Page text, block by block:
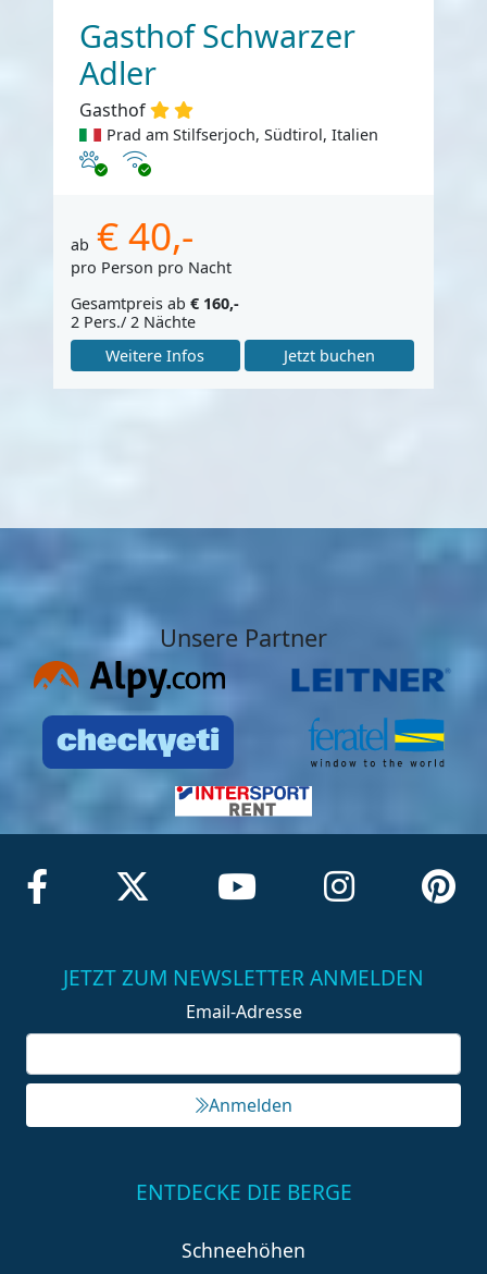
Gasthof Schwarzer
Adler
Gasthof
Prad am Stilfserjoch, Südtirol, Italien
Haustiere erlaubt
Internet
ab € 40,-
pro Person pro Nacht
Gesamtpreis ab € 160,-
2 Pers./ 2 Nächte
Weitere Infos
Jetzt buchen
Unsere Partner
JETZT ZUM NEWSLETTER ANMELDEN
Email-Adresse
Anmelden
ENTDECKE DIE BERGE
Schneehöhen